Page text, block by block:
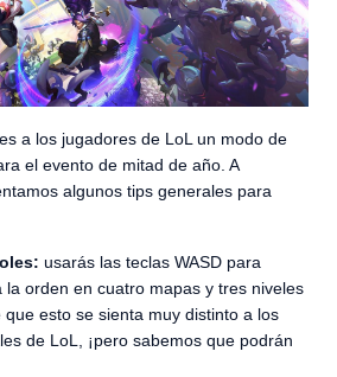
a los jugadores de LoL un modo de
el evento de mitad de año. A
algunos tips generales para
usarás las teclas WASD para
la orden en cuatro mapas y tres niveles
esto se sienta muy distinto a los
de LoL, ¡pero sabemos que podrán